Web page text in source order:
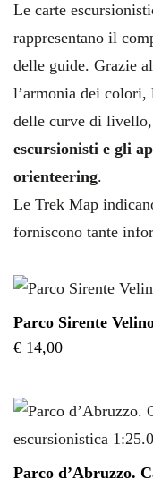
Le carte
rappresentano il
delle guide. Grazie
l’armonia dei
delle curve di livello,
escursionisti e gli
orienteering.
Le Trek Map
forniscono tante
Parco Sirente
€ 14,00
Parco d’Abruzzo.